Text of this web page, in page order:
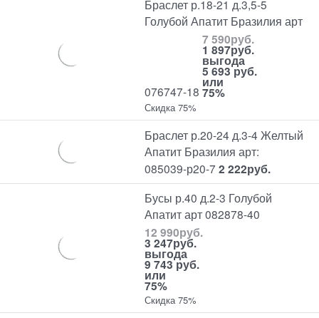
Браслет р.18-21 д.3,5-5
Голубой Апатит Бразилия арт
076747-18
7 590руб.
1 897руб.
выгода
5 693 руб.
или
75%
Скидка 75%
Браслет р.20-24 д.3-4 Желтый
Апатит Бразилия арт:
085039-р20-7 2 222руб.
Бусы р.40 д.2-3 Голубой
Апатит арт 082878-40
12 990руб.
3 247руб.
выгода
9 743 руб.
или
75%
Скидка 75%